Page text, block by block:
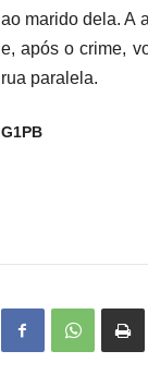
ao marido dela. A
e, após o crime,
rua paralela.
G1PB